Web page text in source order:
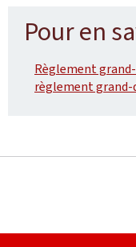
Pour en
Règlement
règlement grand-